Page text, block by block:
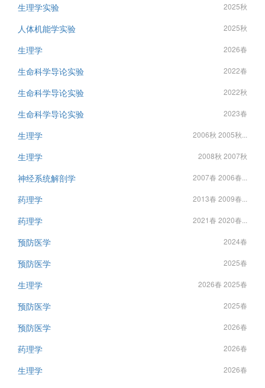
生理学实验 2025秋
人体机能学实验 2025秋
生理学 2026春
生命科学导论实验 2022春
生命科学导论实验 2022秋
生命科学导论实验 2023春
生理学 2006秋 2005秋...
生理学 2008秋 2007秋
神经系统解剖学 2007春 2006春...
药理学 2013春 2009春...
药理学 2021春 2020春...
预防医学 2024春
预防医学 2025春
生理学 2026春 2025春
预防医学 2025春
预防医学 2026春
药理学 2026春
生理学 2026春